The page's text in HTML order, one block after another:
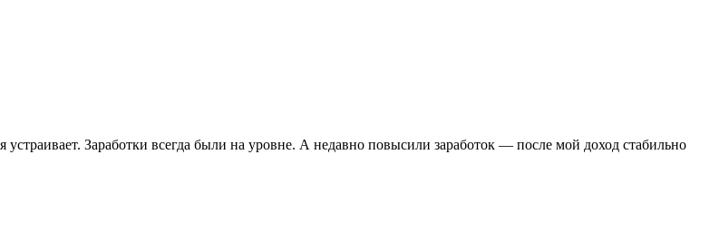
устраивает. Заработки всегда были на уровне. А недавно повысили заработок — после мой доход стабильно